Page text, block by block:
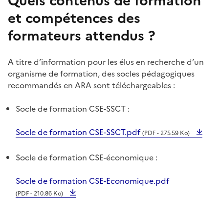
et compétences des
formateurs attendus ?
A titre d’information pour les élus en recherche d’un
organisme de formation, des socles pédagogiques
recommandés en ARA sont téléchargeables :
Socle de formation CSE-SSCT :
Socle de formation CSE-SSCT.pdf(PDF - 275.59 Ko)
Socle de formation CSE-économique :
Socle de formation CSE-Economique.pdf
(PDF - 210.86 Ko)